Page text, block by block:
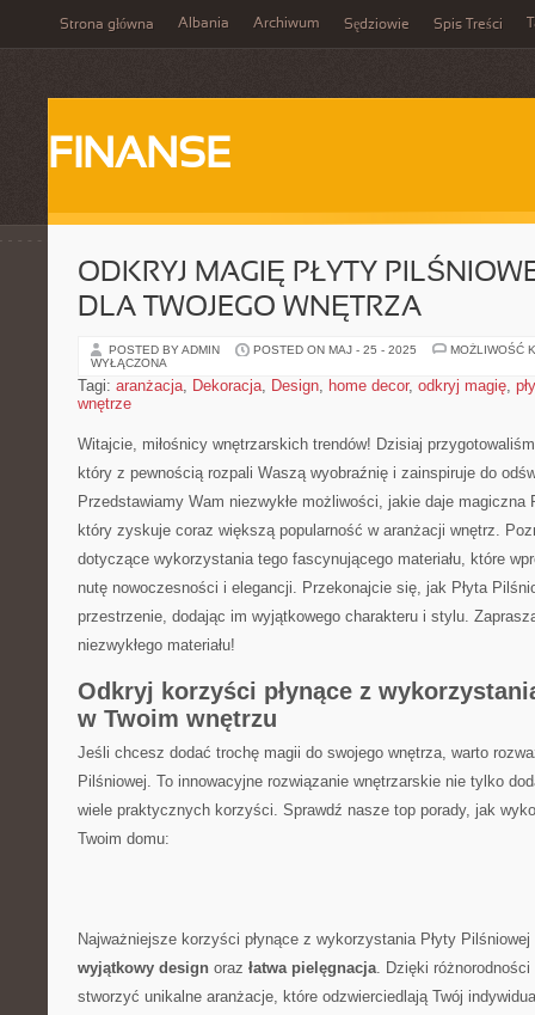
Strona główna Albania Archiwum Sędziowie Spis Treści
FINANSE
ODKRYJ MAGIĘ PŁYTY
DLA TWOJEGO WNĘTRZA
POSTED BY ADMIN POSTED ON MAJ - 25 - 2025
MOŻLIWOŚĆ
WYŁĄCZONA
Tagi: aranżacja, Dekoracja, Design, home decor, odkryj magię,
wnętrze
Witajcie, miłośnicy wnętrzarskich trendów! Dzisiaj
który z pewnością rozpali Waszą wyobraźnię i zainspiruje do
Przedstawiamy Wam niezwykłe możliwości, jakie daje magiczna
który zyskuje coraz większą⁤ popularność w aranżacji wnętrz.
dotyczące wykorzystania tego fascynującego materiału, które
nutę nowoczesności i elegancji. Przekonajcie się, jak Płyta
przestrzenie, dodając im wyjątkowego⁣ charakteru i stylu.
niezwykłego materiału!
Odkryj korzyści⁤ płynące ‌z
w ​Twoim wnętrzu
Jeśli ‌chcesz dodać trochę magii do swojego wnętrza, warto
Pilśniowej. To innowacyjne rozwiązanie wnętrzarskie nie ‍tylko
wiele praktycznych⁤ korzyści. Sprawdź nasze top porady, jak
Twoim domu:
Najważniejsze korzyści płynące z wykorzystania Płyty
wyjątkowy design oraz łatwa pielęgnacja. ‍Dzięki
stworzyć ⁢unikalne aranżacje, które ​odzwierciedlają‌ Twój